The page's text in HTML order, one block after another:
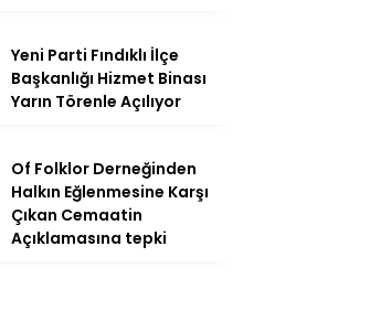
Yeni Parti Fındıklı İlçe
Başkanlığı Hizmet Binası
Yarın Törenle Açılıyor
Of Folklor Derneğinden
Halkın Eğlenmesine Karşı
Çıkan Cemaatin
Açıklamasına tepki